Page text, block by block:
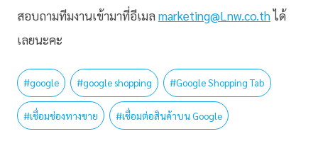
สอบถามทีมงานเข้ามาที่อีเมล marketing@Lnw.co.thได้
เลยนะคะ
#google #google shopping #Google Shopping Tab
#เชื่อมช่องทางขาย #เชื่อมต่อสินค้าบน Google